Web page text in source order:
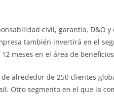
civil, garantía, D&O y
también invertirá en el
meses en el área de
alrededor de 250 clientes
Otro segmento en el que la